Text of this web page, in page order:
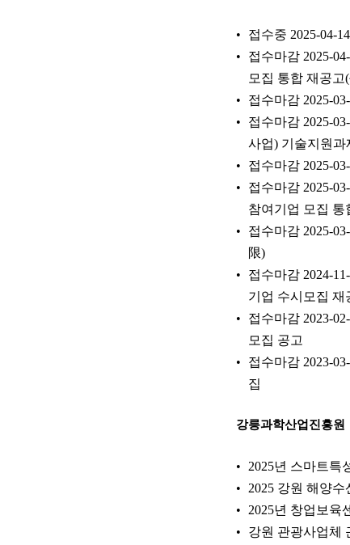
접수중 2025-04-
접수마감 2025-
모집 통합 재공고
접수마감 2025-
접수마감 2025-
사업) 기술지원과
접수마감 2025-
접수마감 2025-
참여기업 모집 통
접수마감 2025-
限)
접수마감 2024-
기업 수시모집 재
접수마감 2023-
모집 공고
접수마감 2023-
집
강릉과학산업진흥원
2025년 스마트특
2025 강원 해양
2025년 창업보육
강원 관광사업체